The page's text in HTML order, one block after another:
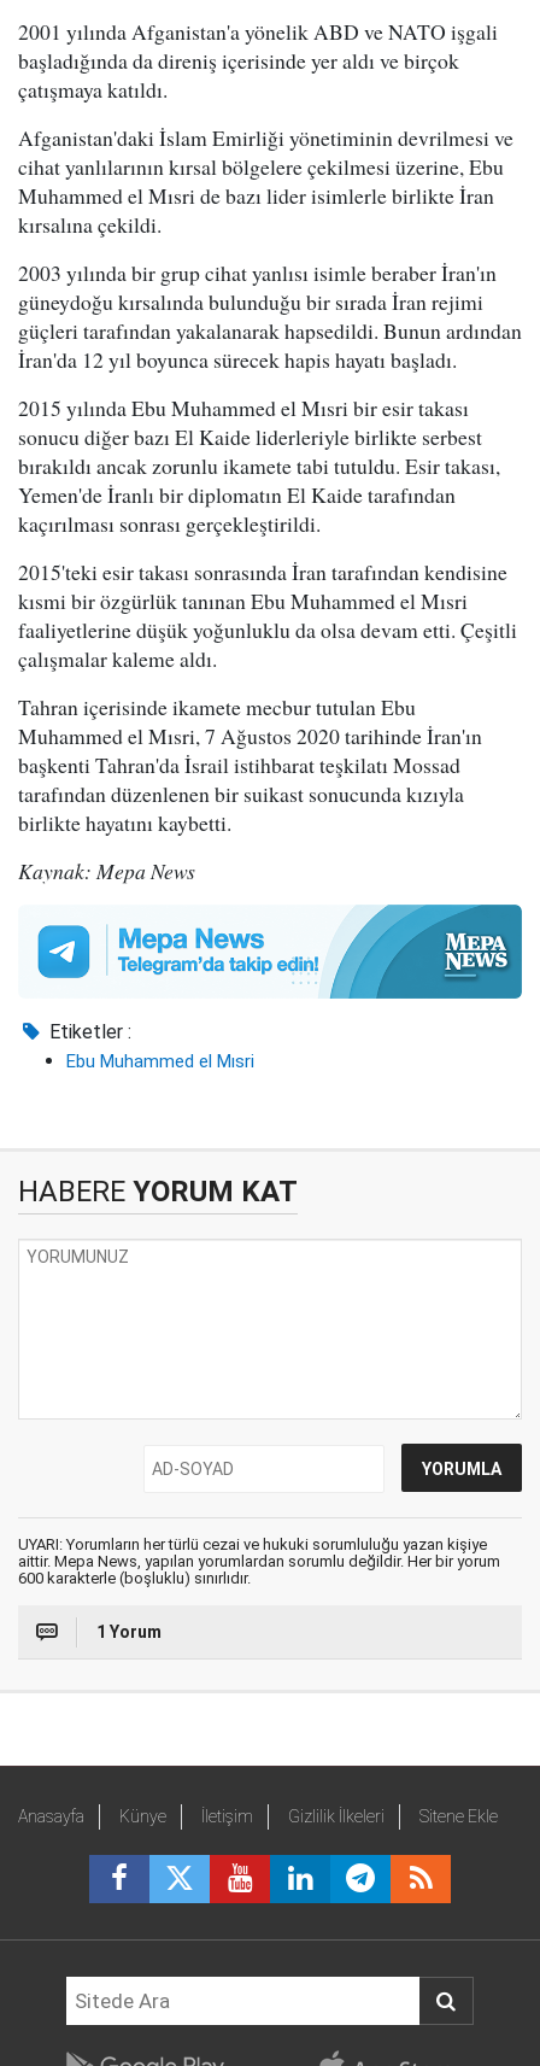
2001 yılında Afganistan'a yönelik ABD ve NATO işgali
başladığında da direniş içerisinde yer aldı ve birçok
çatışmaya katıldı.
Afganistan'daki İslam Emirliği yönetiminin devrilmesi ve
cihat yanlılarının kırsal bölgelere çekilmesi üzerine, Ebu
Muhammed el Mısri de bazı lider isimlerle birlikte İran
kırsalına çekildi.
2003 yılında bir grup cihat yanlısı isimle beraber İran'ın
güneydoğu kırsalında bulunduğu bir sırada İran rejimi
güçleri tarafından yakalanarak hapsedildi. Bunun ardından
İran'da 12 yıl boyunca sürecek hapis hayatı başladı.
2015 yılında Ebu Muhammed el Mısri bir esir takası
sonucu diğer bazı El Kaide liderleriyle birlikte serbest
bırakıldı ancak zorunlu ikamete tabi tutuldu. Esir takası,
Yemen'de İranlı bir diplomatın El Kaide tarafından
kaçırılması sonrası gerçekleştirildi.
2015'teki esir takası sonrasında İran tarafından kendisine
kısmi bir özgürlük tanınan Ebu Muhammed el Mısri
faaliyetlerine düşük yoğunluklu da olsa devam etti. Çeşitli
çalışmalar kaleme aldı.
Tahran içerisinde ikamete mecbur tutulan Ebu
Muhammed el Mısri, 7 Ağustos 2020 tarihinde İran'ın
başkenti Tahran'da İsrail istihbarat teşkilatı Mossad
tarafından düzenlenen bir suikast sonucunda kızıyla
birlikte hayatını kaybetti.
Kaynak: Mepa News
Etiketler :
Ebu Muhammed el Mısri
HABERE YORUM KAT
UYARI: Yorumların her türlü cezai ve hukuki sorumluluğu yazan kişiye
aittir. Mepa News, yapılan yorumlardan sorumlu değildir. Her bir yorum
600 karakterle (boşluklu) sınırlıdır.
1 Yorum
Anasayfa Künye İletişim Gizlilik İlkeleri Sitene Ekle